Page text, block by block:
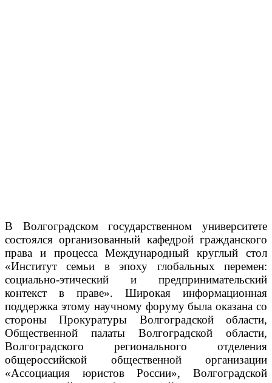
В Волгоградском государственном университете
состоялся организованный кафедрой гражданского
права и процесса Международный круглый стол
«Институт семьи в эпоху глобальных перемен:
социально-этический и предпринимательский
контекст в праве». Широкая информационная
поддержка этому научному форуму была оказана со
стороны Прокуратуры Волгоградской области,
Общественной палаты Волгоградской области,
Волгоградского регионального отделения
общероссийской общественной организации
«Ассоциация юристов России», Волгоградской